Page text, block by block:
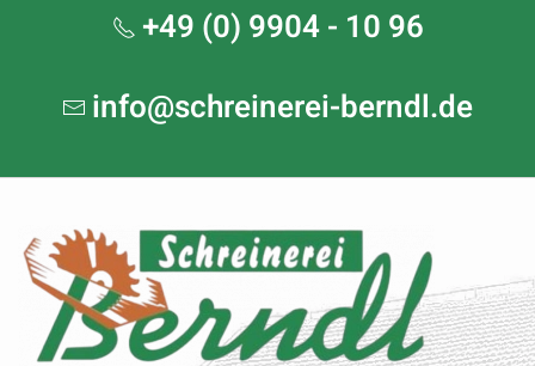
+49 (0) 9904 - 10 96
info@schreinerei-berndl.de